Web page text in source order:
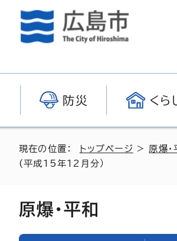
防災 くら
現在の位置： トップページ > 原爆・
(平成15年12月分）
原爆・平和